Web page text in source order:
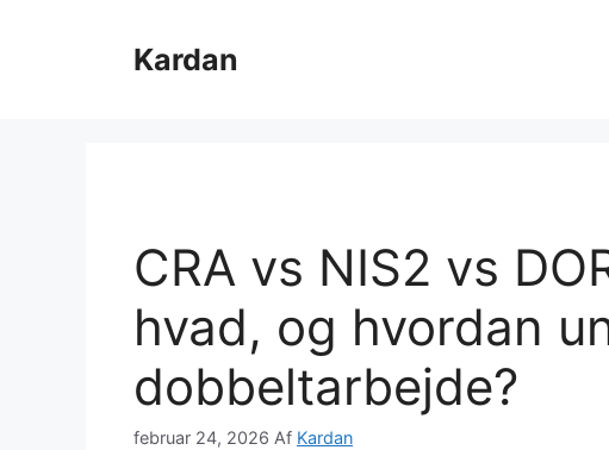
Kardan
CRA vs NIS2 vs
hvad, og hvordan
dobbeltarbejde?
februar 24, 2026 Af Kardan